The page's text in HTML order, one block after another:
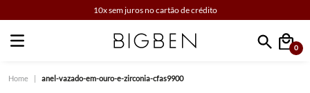
10x sem juros no cartão de crédito
Faça sua busca
0
anel-vazado-em-ouro-e-zirconia-cfas9900